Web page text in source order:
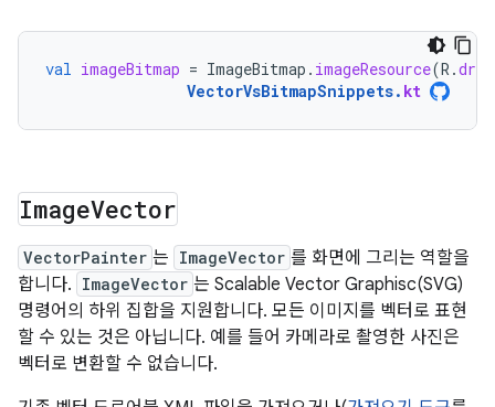
val imageBitmap = ImageBitmap . imageResource(R .
VectorVsBitmapSnippets. kt
ImageVector
VectorPainter 는 ImageVector 를 화면에 그리는 역할을
합니다. ImageVector 는 Scalable Vector Graphisc(SVG)
명령어의 하위 집합을 지원합니다. 모든 이미지를 벡터로 표현
할 수 있는 것은 아닙니다. 예를 들어 카메라로 촬영한 사진은
벡터로 변환할 수 없습니다.